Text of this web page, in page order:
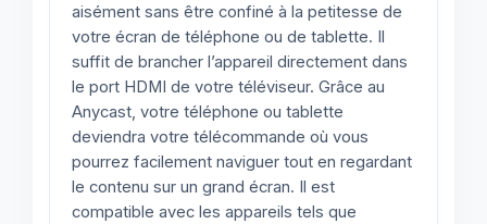
aisément sans être confiné à la petitesse de
votre écran de téléphone ou de tablette. Il
suffit de brancher l’appareil directement dans
le port HDMI de votre téléviseur. Grâce au
Anycast, votre téléphone ou tablette
deviendra votre télécommande où vous
pourrez facilement naviguer tout en regardant
le contenu sur un grand écran. Il est
compatible avec les appareils tels que